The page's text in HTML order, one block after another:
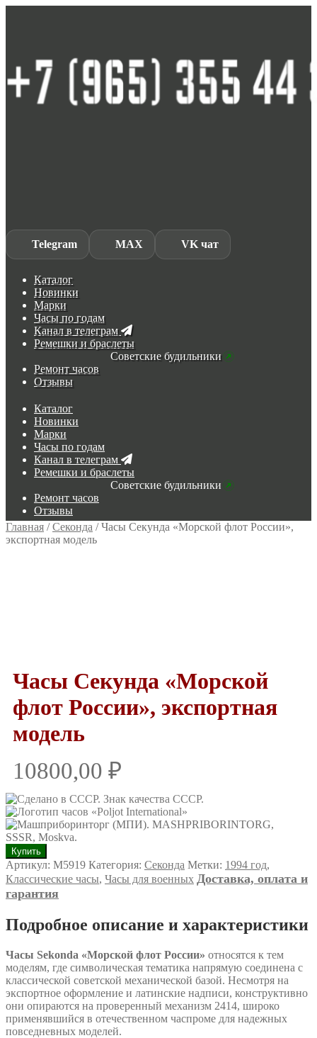
navigation
content
Telegram MAX VK чат
Каталог
Новинки
Марки
Часы по годам
Канал в телеграм
Ремешки и браслеты
Советские будильники
Ремонт часов
Отзывы
Каталог
Новинки
Марки
Часы по годам
Канал в телеграм
Ремешки и браслеты
Советские будильники
Ремонт часов
Отзывы
Главная /Секонда /Часы Секунда «Морской флот России»,
экспортная модель
Часы Секунда «Морской
флот России», экспортная
модель
10800,00 ₽
Количество
товара
Часы
Секунда
"Морской
России",
модель
Купить
Артикул: М5919 Категория: Секонда Метки: 1994 год,
Классические часы, Часы для военных Доставка, оплата и
гарантия
Подробное описание и характеристики
Часы Sekonda «Морской флот России» относятся к тем
моделям, где символическая тематика напрямую соединена с
классической советской механической базой. Несмотря на
экспортное оформление и латинские надписи, конструктивно
они опираются на проверенный механизм 2414, широко
применявшийся в отечественном часпроме для надежных
повседневных моделей.